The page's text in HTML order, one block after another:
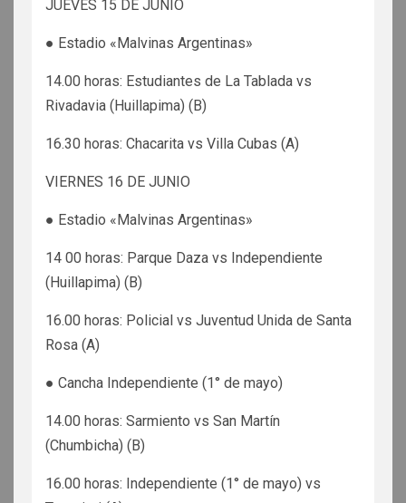
JUEVES 15 DE JUNIO
● Estadio «Malvinas Argentinas»
14.00 horas: Estudiantes de La Tablada vs
Rivadavia (Huillapima) (B)
16.30 horas: Chacarita vs Villa Cubas (A)
VIERNES 16 DE JUNIO
● Estadio «Malvinas Argentinas»
14 00 horas: Parque Daza vs Independiente
(Huillapima) (B)
16.00 horas: Policial vs Juventud Unida de Santa
Rosa (A)
● Cancha Independiente (1° de mayo)
14.00 horas: Sarmiento vs San Martín
(Chumbicha) (B)
16.00 horas: Independiente (1° de mayo) vs